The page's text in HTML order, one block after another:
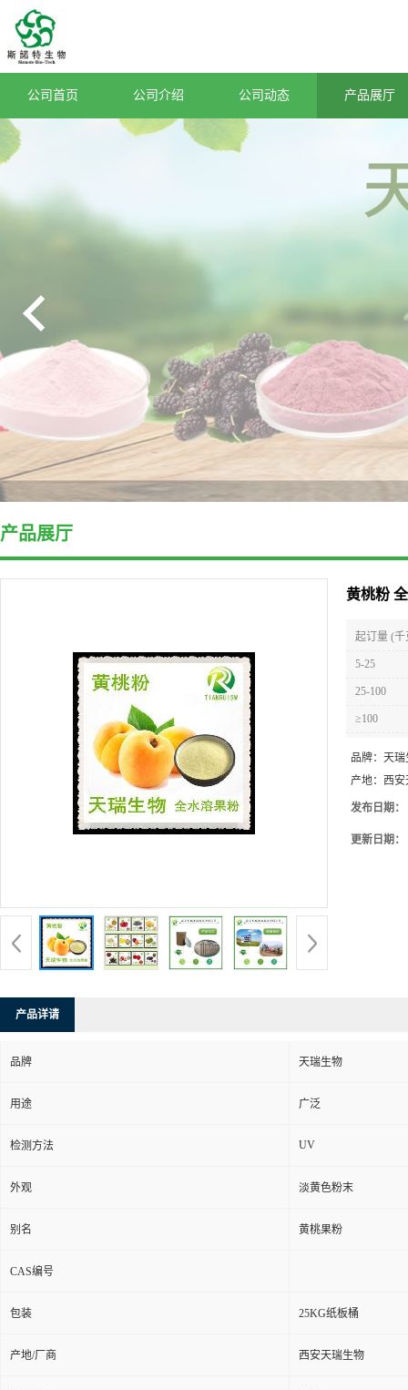
公司首页 公司介绍 公司动态 产品展厅
产品展厅
黄桃粉
起订量 (千
5-25
25-100
≥100
品牌： 天瑞
产地： 西
发布日期：
更新日期：
产品详请
品牌 天瑞生物
用途 广泛
检测方法 UV
外观 淡黄色粉末
别名 黄桃果粉
CAS编号
包装 25KG纸板桶
产地/厂商 西安天瑞生物